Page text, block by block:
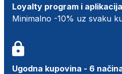
Loyalty program i aplikacija
Minimalno -10% uz svaku
Ugodna kupovina - 6